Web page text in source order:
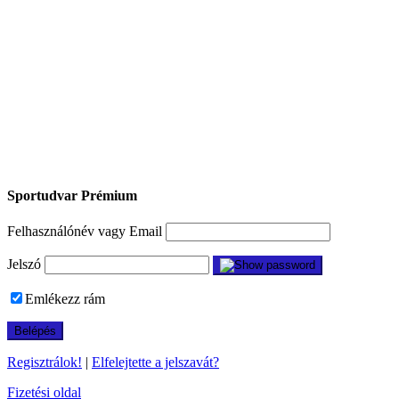
Sportudvar Prémium
Felhasználónév vagy Email
Jelszó
Emlékezz rám
Regisztrálok! | Elfelejtette a jelszavát?
Fizetési oldal